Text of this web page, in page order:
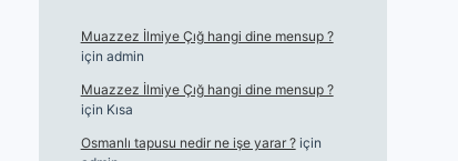
Muazzez İlmiye Çığ hangi dine mensup ?
için admin
Muazzez İlmiye Çığ hangi dine mensup ?
için Kısa
Osmanlı tapusu nedir ne işe yarar ?için